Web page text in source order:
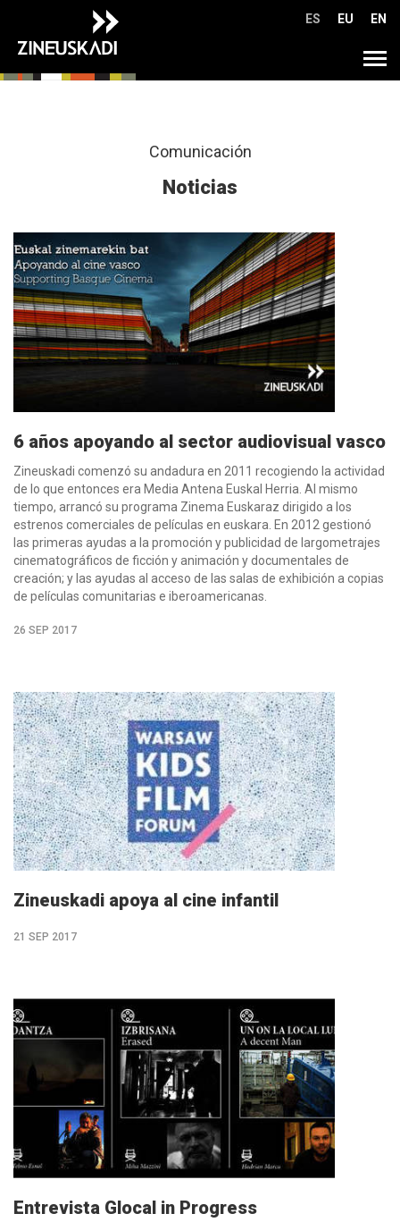
ES EU EN
Comunicación
Noticias
6 años apoyando al sector audiovisual vasco
Zineuskadi comenzó su andadura en 2011 recogiendo la actividad
de lo que entonces era Media Antena Euskal Herria. Al mismo
tiempo, arrancó su programa Zinema Euskaraz dirigido a los
estrenos comerciales de películas en euskara. En 2012 gestionó
las primeras ayudas a la promoción y publicidad de largometrajes
cinematográficos de ficción y animación y documentales de
creación; y las ayudas al acceso de las salas de exhibición a copias
de películas comunitarias e iberoamericanas.
26 SEP 2017
M�s
info
Zineuskadi apoya al cine infantil
21 SEP 2017
M�s
info
Entrevista Glocal in Progress
M�s
info